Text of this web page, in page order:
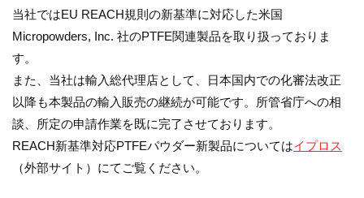
当社ではEU REACH規則の新基準に対応した米国
Micropowders, Inc. 社のPTFE関連製品を取り扱っておりま
す。
また、当社は輸入総代理店として、日本国内での化審法改正
以降も本製品の輸入販売の継続が可能です。所管省庁への相
談、所定の申請作業を既に完了させております。
REACH新基準対応PTFEパウダー新製品についてはイプロス
（外部サイト）にてご覧ください。